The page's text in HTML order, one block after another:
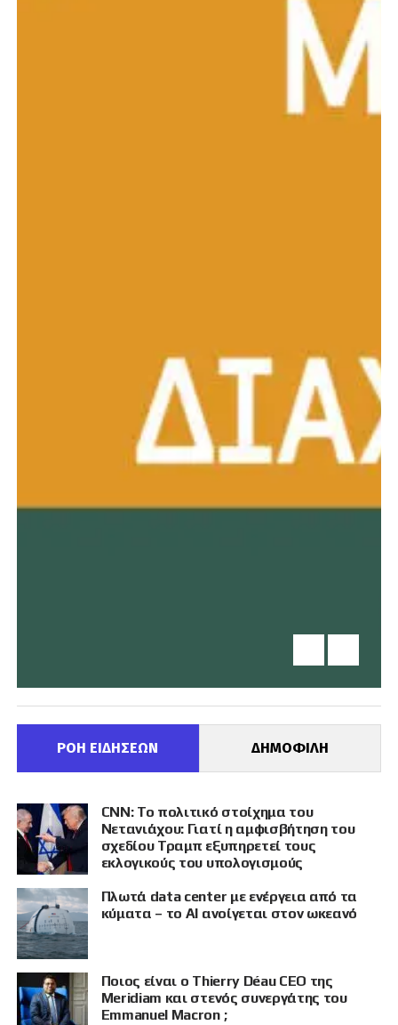
ΡΟΗ ΕΙΔΗΣΕΩΝ ΔΗΜΟΦΙΛΗ
CNN: Το πολιτικό στοίχημα του
Νετανιάχου: Γιατί η αμφισβήτηση του
σχεδίου Τραμπ εξυπηρετεί τους
εκλογικούς του υπολογισμούς
Πλωτά data center με ενέργεια από τα
κύματα – το AI ανοίγεται στον ωκεανό
Ποιος είναι ο Thierry Déau CEO της
Meridiam και στενός συνεργάτης του
Emmanuel Macron ;